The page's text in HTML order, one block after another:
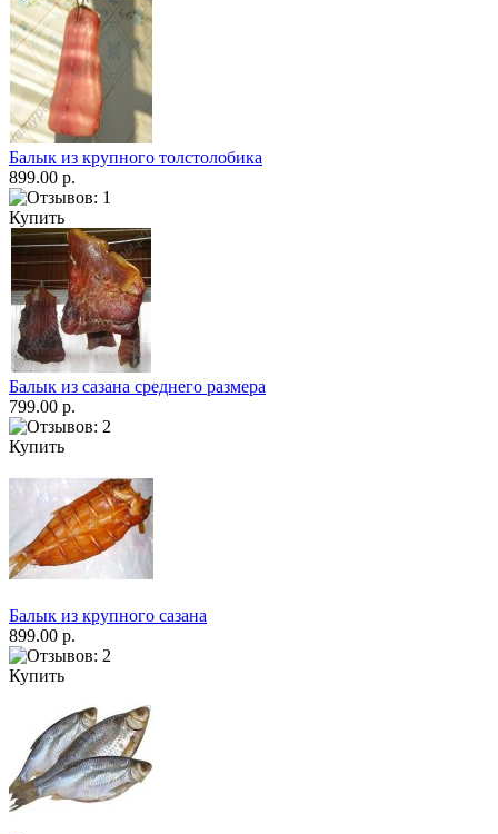
Балык из крупного толстолобика
899.00 р.
Купить
Балык из сазана среднего размера
799.00 р.
Купить
Балык из крупного сазана
899.00 р.
Купить